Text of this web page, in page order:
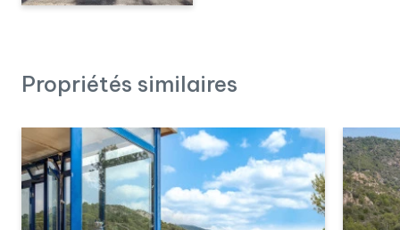
Propriétés similaires